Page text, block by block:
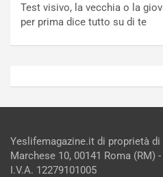
Test visivo, la vecchia o la
per prima dice tutto su di te
Yeslifemagazine.it di proprietà di
Marchese 10, 00141 Roma (RM)
I.V.A. 12279101005